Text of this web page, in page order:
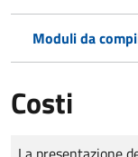
Moduli da
Costi
Tipo di pagamento
Importo